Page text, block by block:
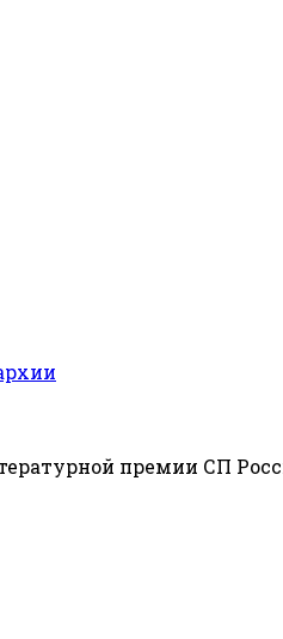
премии СП